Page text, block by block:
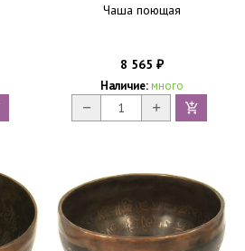
Чаша поющая
8 565 ₽
Наличие: много